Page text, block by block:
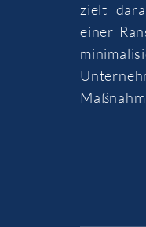
zielt
einer